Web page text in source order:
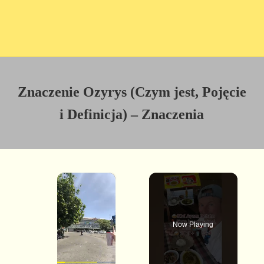
Znaczenie Ozyrys (Czym jest, Pojęcie
i Definicja) – Znaczenia
×
Now Playing